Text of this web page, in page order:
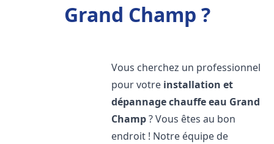
Grand Champ ?
Vous cherchez un professionnel
pour votre installation et
dépannage chauffe eau Grand
Champ? Vous êtes au bon
endroit ! Notre équipe de